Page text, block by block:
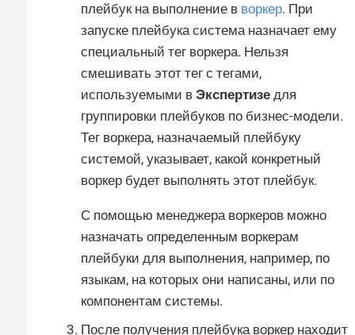
плейбук на выполнение в воркер. При
запуске плейбука система назначает ему
специальный тег воркера. Нельзя
смешивать этот тег с тегами,
используемыми в Экспертизе для
группировки плейбуков по бизнес-модели.
Тег воркера, назначаемый плейбуку
системой, указывает, какой конкретный
воркер будет выполнять этот плейбук.
С помощью менеджера воркеров можно
назначать определенным воркерам
плейбуки для выполнения, например, по
языкам, на которых они написаны, или по
компонентам системы.
После получения плейбука воркер находит